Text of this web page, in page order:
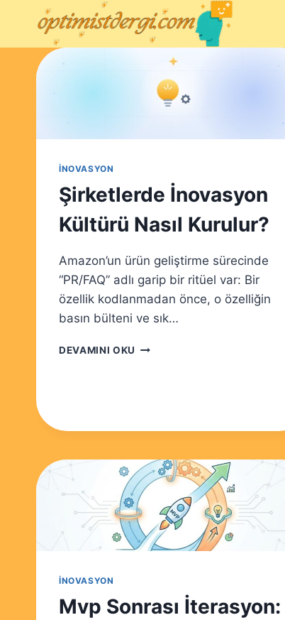
content
İNOVASYON
Şirketlerde İnovasyon
Kültürü Nasıl Kurulur?
Amazon’un ürün geliştirme sürecinde
“PR/FAQ” adlı garip bir ritüel var: Bir
özellik kodlanmadan önce, o özelliğin
basın bülteni ve sık…
DEVAMINI OKU ŞIRKETLERDE
İNOVASYON
Mvp Sonrası İterasyon: